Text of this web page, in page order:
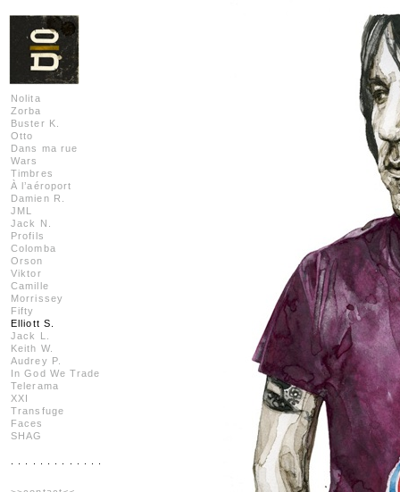
Nolita
Zorba
Buster K.
Otto
Dans ma rue
Wars
Timbres
À l’aéroport
Damien R.
JML
Jack N.
Profils
Colomba
Orson
Viktor
Camille
Morrissey
Fifty
Elliott S.
Jack L.
Keith W.
Audrey P.
In God We Trade
Telerama
XXI
Transfuge
Faces
SHAG